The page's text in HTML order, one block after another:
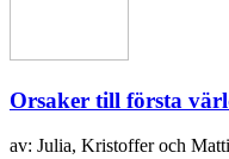
Orsaker till första
av: Julia, Kristoffer och